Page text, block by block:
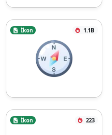
İkon 1.1B
İkon 223